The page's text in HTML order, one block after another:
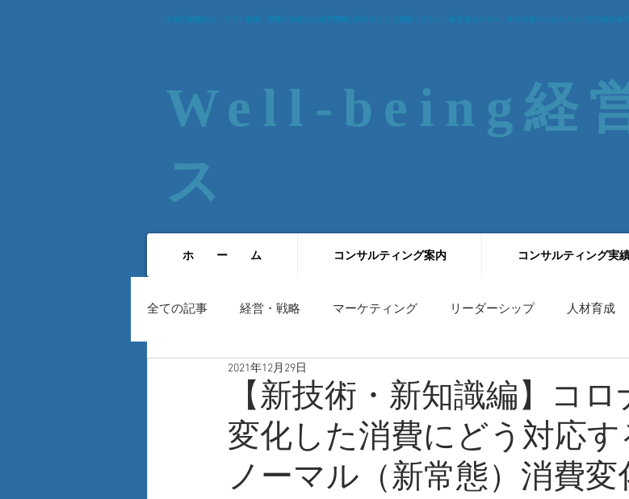
企業の業績向上、コスト削減、営業力強化など経営戦略に関することご相談ください｜経営者セミナー、中小企業コンサルティングの株式会
Well-being経
ス​
ホ ー ム コンサルティング案内 コンサルティング実
全ての記事 経営・戦略 マーケティング リーダーシップ 人材育成
自己啓発
【新技術・新知識編】コロ
変化した消費にどう対応
ノーマル（新常態）消費変
2021年12月29日